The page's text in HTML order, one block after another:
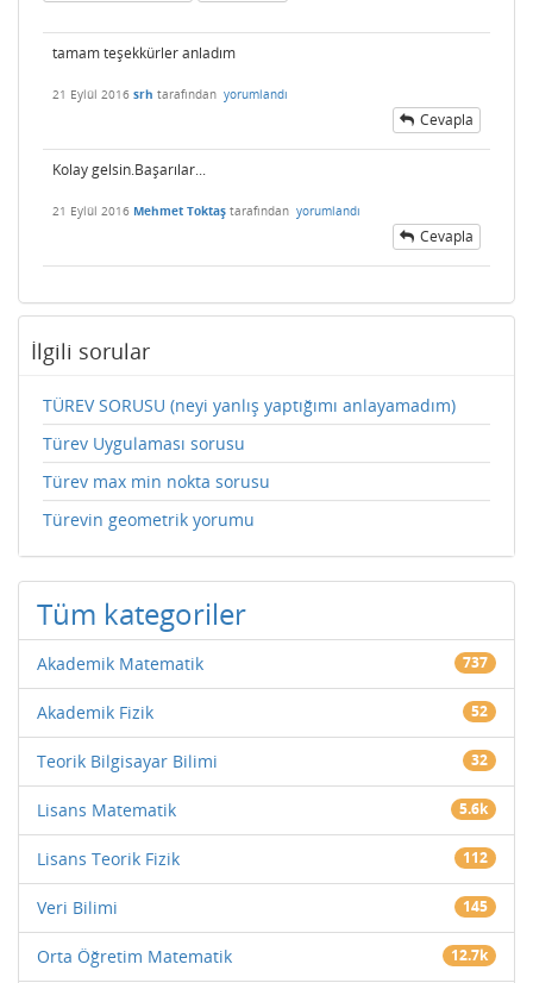
tamam teşekkürler anladım
21 Eylül 2016 srh tarafından yorumlandı
Cevapla
Kolay gelsin.Başarılar...
21 Eylül 2016 Mehmet Toktaş tarafından yorumlandı
Cevapla
İlgili sorular
TÜREV SORUSU (neyi yanlış yaptığımı anlayamadım)
Türev Uygulaması sorusu
Türev max min nokta sorusu
Türevin geometrik yorumu
Tüm kategoriler
Akademik Matematik 737
Akademik Fizik 52
Teorik Bilgisayar Bilimi 32
Lisans Matematik 5.6k
Lisans Teorik Fizik 112
Veri Bilimi 145
Orta Öğretim Matematik 12.7k